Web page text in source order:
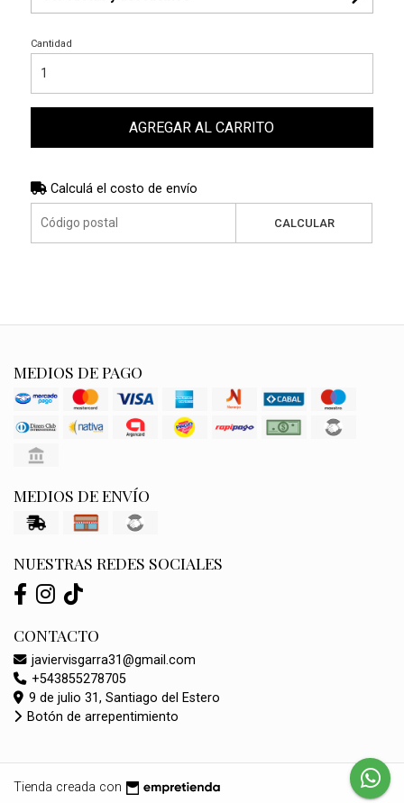
Cantidad
AGREGAR AL CARRITO
Calculá el costo de envío
CALCULAR
MEDIOS DE PAGO
MEDIOS DE ENVÍO
NUESTRAS REDES SOCIALES
CONTACTO
javiervisgarra31@gmail.com
+543855278705
9 de julio 31, Santiago del Estero
Botón de arrepentimiento
Tienda creada con